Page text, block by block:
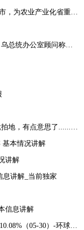
业产业化省重点龙头企业
其“没有直接关系” 天天短讯
点意思了......_全球热议
基本情况讲解
讲解
息讲解_当前独家
信息讲解
（05-30）-环球速看料